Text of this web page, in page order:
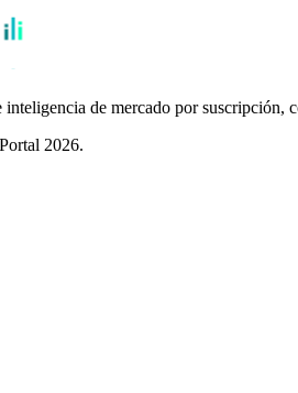
de mercado por suscripción,
2026.